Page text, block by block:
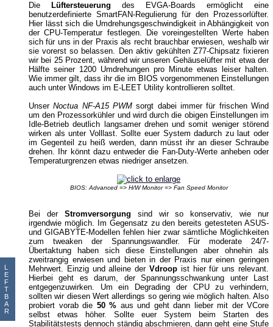
Die
Lüftersteuerung des EVGA-Boards ermöglicht eine
benutzerdefinierte SmartFAN-Regulierung für den Prozessorlüfter.
Hier lässt sich die Umdrehungsgeschwindigkeit in Abhängigkeit von
der CPU-Temperatur festlegen. Die voreingestellten Werte haben
sich für uns in der Praxis als recht brauchbar erwiesen, weshalb wir
sie vorerst so belassen. Den aktiv gekühlten Z77-Chipsatz fixieren
wir bei 25 Prozent, während wir unseren Gehäuselüfter mit etwa der
Hälfte seiner 1200 Umdrehungen pro Minute etwas leiser halten.
Wie immer gilt, dass ihr die im BIOS vorgenommenen Einstellungen
auch unter Windows im E-LEET Utility kontrollieren solltet.
UnserNoctua NF-A15 PWM sorgt dabei immer für frischen Wind
um den Prozessorkühler und wird durch die obigen Einstellungen im
Idle-Betrieb deutlich langsamer drehen und somit weniger störend
wirken als unter Volllast. Sollte euer System dadurch zu laut oder
im Gegenteil zu heiß werden, dann müsst ihr an dieser Schraube
drehen. Ihr könnt dazu entweder die Fan-Duty-Werte anheben oder
Temperaturgrenzen etwas niedriger ansetzen.
BIOS: Advanced => H/W Monitor => Fan Speed Monitor
Bei der Stromversorgung sind wir so konservativ, wie nur
irgendwie möglich. Im Gegensatz zu den bereits getesteten ASUS-
und GIGABYTE-Modellen fehlen hier zwar sämtliche Möglichkeiten
zum tweaken der Spannungswandler. Für moderate 24/7-
Übertaktung haben sich diese Einstellungen aber ohnehin als
zweitrangig erwiesen und bieten in der Praxis nur einen geringen
Mehrwert. Einzig und alleine der Vdroop ist hier für uns relevant.
Hierbei geht es darum, der Spannungsschwankung unter Last
entgegenzuwirken. Um ein Degrading der CPU zu verhindern,
sollten wir diesen Wert allerdings so gering wie möglich halten. Also
probiert vorab die 50 % aus und geht dann lieber mit der VCore
selbst etwas höher. Sollte euer System beim Starten des
Stabilitätstests dennoch ständig abschmieren, dann geht eine Stufe
L
E
F
T
B
A
R